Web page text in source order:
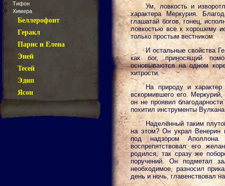
Тифон
Химера
Беллерофонт
Геракл
Парис и Елена
Эней
Тесей
Эдип
Ясон
Ум, ловкость и
характера Меркурия.
глашатай богов, гонец,
ловкостью все к хорошему
только простым вестником.
И остальные свойства
как бог, приносящий
основываются на одном
хитрости.
На природу и
вскормившего его.
он не проявил
похитил инструменты
Наделённый таким
на этом? Он украл Венерин
под надзором
воспрепятствовал его
родился, так сразу же
поручений. Он подметал
необходимое, разносил
день и ночь, главенствовал